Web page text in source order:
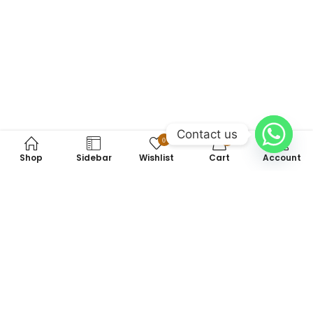
Shop Sidebar
0
Wishlist
0
Cart Account
Contact us